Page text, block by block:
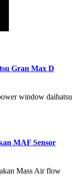
Gran Max D
window daihatsu
MAF Sensor
Mass Air flow